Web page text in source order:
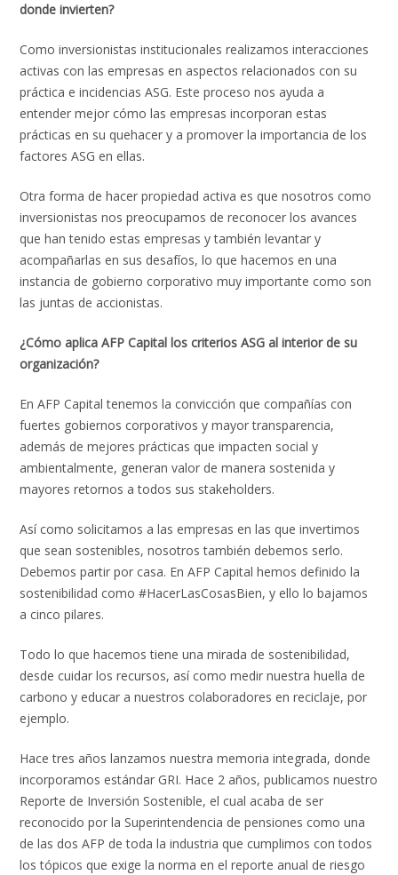
donde invierten?
Como inversionistas institucionales realizamos interacciones
activas con las empresas en aspectos relacionados con su
práctica e incidencias ASG. Este proceso nos ayuda a
entender mejor cómo las empresas incorporan estas
prácticas en su quehacer y a promover la importancia de los
factores ASG en ellas.
Otra forma de hacer propiedad activa es que nosotros como
inversionistas nos preocupamos de reconocer los avances
que han tenido estas empresas y también levantar y
acompañarlas en sus desafíos, lo que hacemos en una
instancia de gobierno corporativo muy importante como son
las juntas de accionistas.
¿Cómo aplica AFP Capital los criterios ASG al interior de su
organización?
En AFP Capital tenemos la convicción que compañías con
fuertes gobiernos corporativos y mayor transparencia,
además de mejores prácticas que impacten social y
ambientalmente, generan valor de manera sostenida y
mayores retornos a todos sus stakeholders.
Así como solicitamos a las empresas en las que invertimos
que sean sostenibles, nosotros también debemos serlo.
Debemos partir por casa. En AFP Capital hemos definido la
sostenibilidad como #HacerLasCosasBien, y ello lo bajamos
a cinco pilares.
Todo lo que hacemos tiene una mirada de sostenibilidad,
desde cuidar los recursos, así como medir nuestra huella de
carbono y educar a nuestros colaboradores en reciclaje, por
ejemplo.
Hace tres años lanzamos nuestra memoria integrada, donde
incorporamos estándar GRI. Hace 2 años, publicamos nuestro
Reporte de Inversión Sostenible, el cual acaba de ser
reconocido por la Superintendencia de pensiones como una
de las dos AFP de toda la industria que cumplimos con todos
los tópicos que exige la norma en el reporte anual de riesgo